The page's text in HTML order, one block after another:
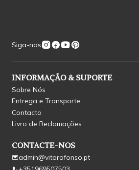
Siga-nos
INFORMAÇÃO & SUPORTE
Sobre Nós
Entrega e Transporte
Contacto
Livro de Reclamações
CONTACTE-NOS
admin@vitorafonso.pt